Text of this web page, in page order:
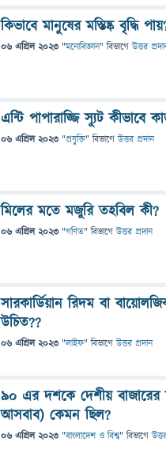
কিভাবে মানুষের মস্তিষ্ক বৃদ্ধি
06 এপ্রিল 2023 "মনোবিজ্ঞান" বিভাগে উত্তর
এন্টি পাপারাজ্জি স্যুট কীভাবে
06 এপ্রিল 2023 "প্রযুক্তি" বিভাগে উত্তর প্রদান
মিলের মতে মজুরি তহবিল কী?
06 এপ্রিল 2023 "গণিত" বিভাগে উত্তর প্রদান
সারকার্ডিয়ান রিদম বা
উচিত??
06 এপ্রিল 2023 "লাইফ" বিভাগে উত্তর প্রদান
৯০ এর দশকে দেশীয় বাজারের
আসবাব) কেমন ছিল?
06 এপ্রিল 2023 "বাংলাদেশ ও বিশ্ব" বিভাগে